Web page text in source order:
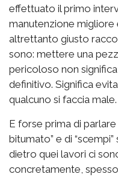
effettuato il primo
manutenzione migliore
altrettanto giusto
sono: mettere una
pericoloso non
definitivo. Significa
qualcuno si faccia male.
E forse prima di
bitumato” e di
dietro quei lavori ci
concretamente,